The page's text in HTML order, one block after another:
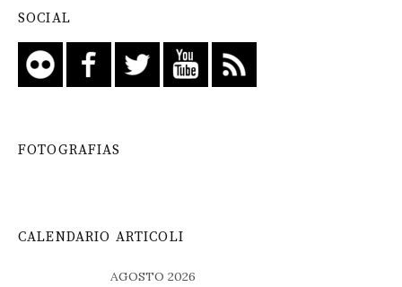
SOCIAL
FOTOGRAFIAS
CALENDARIO ARTICOLI
AGOSTO 2026